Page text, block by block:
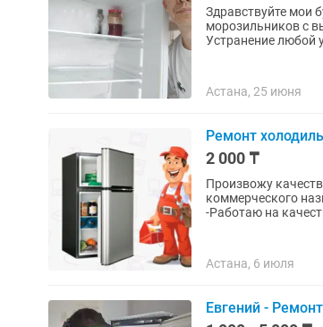
Здравствуйте мои будущие клиенты
морозильников с выездом Ремонт и замена
Устранение любой
Астана, 25 июня
Ремонт
2 000 ₸
Произвожу
коммерческого
-Работаю на
Астана, 6 июля
Евгений -